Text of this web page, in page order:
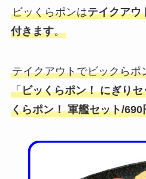
ビッくらポンはテイクアウ
付きます。
テイクアウトでビックらポ
「ビッくらポン！ にぎり
くらポン！ 軍艦セット/690